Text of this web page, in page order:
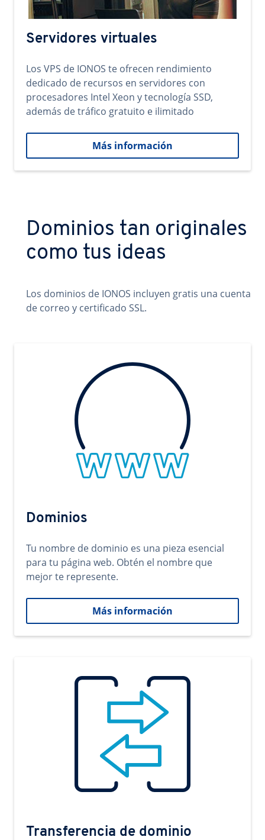
Servidores virtuales
Los VPS de IONOS te ofrecen rendimiento
dedicado de recursos en servidores con
procesadores Intel Xeon y tecnología SSD,
además de tráfico gratuito e ilimitado
Más información
Dominios tan originales
como tus ideas
Los dominios de IONOS incluyen gratis una cuenta
de correo y certificado SSL.
Dominios
Tu nombre de dominio es una pieza esencial
para tu página web. Obtén el nombre que
mejor te represente.
Más información
Transferencia de dominio